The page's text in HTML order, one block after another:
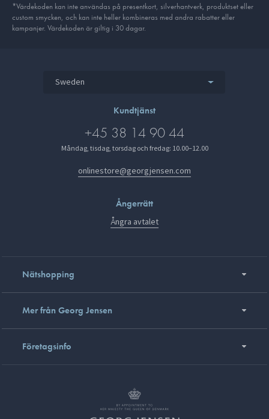
*Värdekoden kan inte användas på presentkort, silverhantverk, produkt­set eller
custom smycken, och kan inte heller kombineras med andra rabatter eller
kampanjer. Värdekoden är giltig i 30 dagar.
Sweden
Kundtjänst
+45 38 14 90 44
Måndag, tisdag, torsdag och fredag: 10.00–12.00
onlinestore@georgjensen.com
Ångerrätt
Ångra avtalet
Nätshopping
Mer från Georg Jensen
Företagsinfo